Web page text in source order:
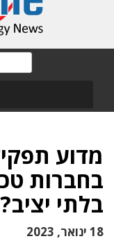
מדוע
בחברות
בלתי יציב?
18 ינואר, 2023